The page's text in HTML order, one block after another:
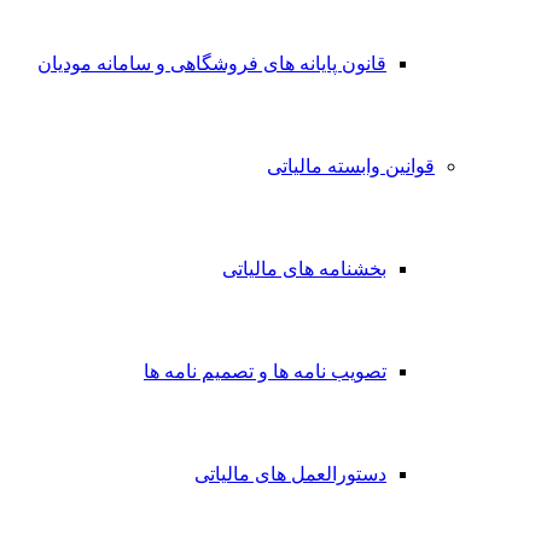
قانون پایانه های فروشگاهی و سامانه مودیان
قوانین وابسته مالیاتی
بخشنامه های مالیاتی
تصویب نامه ها و تصمیم نامه ها
دستورالعمل های مالیاتی